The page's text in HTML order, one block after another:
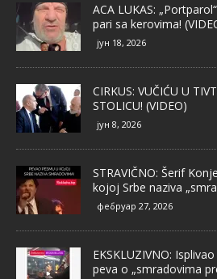
ACA LUKAS:
pari sa kerovima!
јун 18, 2026
CIRKUS: VUČIĆU U
STOLICU! (VIDEO)
јун 8, 2026
STRAVIČNO: Šerif
kojoj Srbe naziva
фебруар 27, 2026
EKSKLUZIVNO:
peva o „smradovima